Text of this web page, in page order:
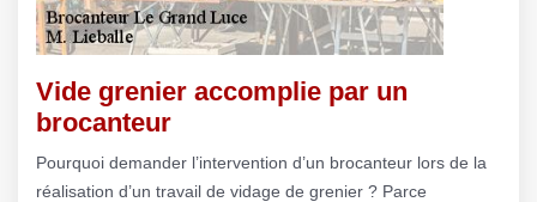
Vide grenier accomplie par un
brocanteur
Pourquoi demander l’intervention d’un brocanteur lors de la
réalisation d’un travail de vidage de grenier ? Parce